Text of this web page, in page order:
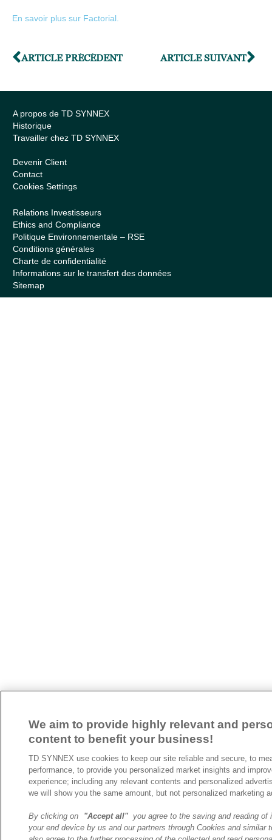
En savoir plus sur Factorial.
ARTICLE PRÉCÉDENT ARTICLE SUIVANT
A propos de TD SYNNEX
Historique
Travailler chez TD SYNNEX
Devenir Client
Contact
Cookies Settings
Relations Investisseurs
Ethics and Compliance
Politique Environnementale – RSE
Conditions générales
Charte de confidentialité
Informations sur le transfert des données
Sitemap
We aim to provide highly relevant and
content to benefit your business!
TD SYNNEX use cookies to keep our site reliable and secure, to
performance, to provide you personalized market insights and
experience; including any relevant contents and personalized
we will show you the same amount, but not personalized marketing
By clicking on "Accept all"you agree to the saving and reading of
your end device by us and our partners through Cookies and similar